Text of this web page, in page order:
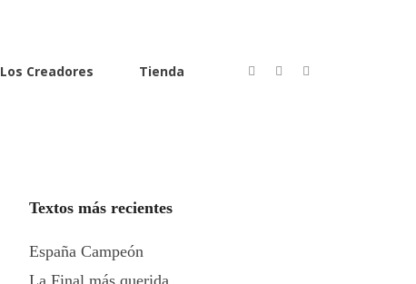
Los Creadores Tienda
Textos más recientes
España Campeón
La Final más querida